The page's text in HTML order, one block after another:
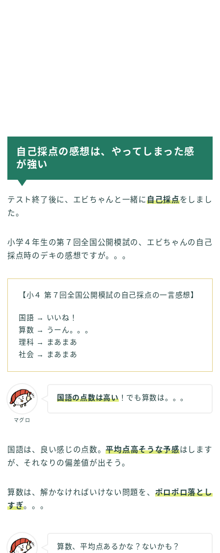
自己採点の感想は、やってしまった感
が強い
テスト終了後に、エビちゃんと一緒に自己採点をしまし
た。
小学４年生の第７回全国公開模試の、エビちゃんの自己
採点時のデキの感想ですが。。。
【小４ 第７回全国公開模試の自己採点の一言感想】
国語 → いいね！
算数 → うーん。。。
理科 → まあまあ
社会 → まあまあ
マグロ
国語の点数は高い！でも算数は。。。
国語は、良い感じの点数。平均点高そうな予感はします
が、それなりの偏差値が出そう。
算数は、解かなければいけない問題を、 ポロポロ落とし
すぎ。。。
算数、平均点あるかな？ないかも？